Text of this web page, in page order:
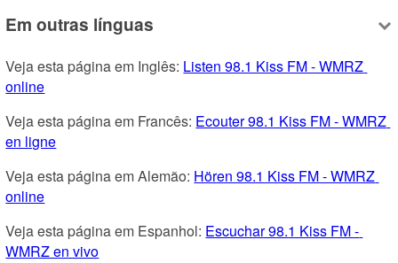
Em outras línguas
Veja esta página em Inglês: Listen 98.1 Kiss FM - WMRZ
online
Veja esta página em Francês: Ecouter 98.1 Kiss FM - WMRZ
en ligne
Veja esta página em Alemão: Hören 98.1 Kiss FM - WMRZ
online
Veja esta página em Espanhol: Escuchar 98.1 Kiss FM -
WMRZ en vivo